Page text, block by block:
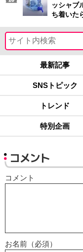
ッシャブ
ち着いた
最新記事
SNSトピック
トレンド
特別企画
コメント
コメント
お名前（必須）